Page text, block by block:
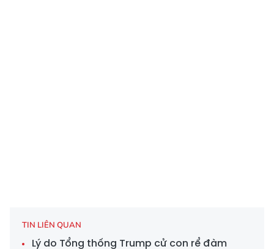
TIN LIÊN QUAN
Lý do Tổng thống Trump cử con rể đàm